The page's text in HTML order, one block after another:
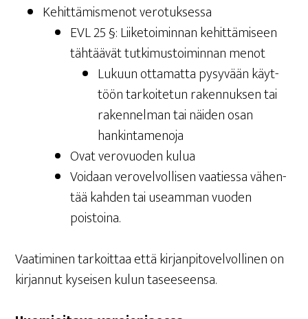
Kehit­tä­mis­me­not verotuksessa
EVL 25 §: Lii­ke­toi­min­nan kehit­tä­mi­seen
täh­tää­vät tut­ki­mus­toi­min­nan menot
Lukuun otta­mat­ta pysy­vään käyt­
töön tar­koi­te­tun raken­nuk­sen tai
raken­nel­man tai näi­den osan
hankintamenoja
Ovat vero­vuo­den kulua
Voi­daan vero­vel­vol­li­sen vaa­ties­sa vähen­
tää kah­den tai useam­man vuo­den
poistoina.
Vaa­ti­mi­nen tar­koit­taa että kir­jan­pi­to­vel­vol­li­nen on
kir­jan­nut kysei­sen kulun taseeseensa.